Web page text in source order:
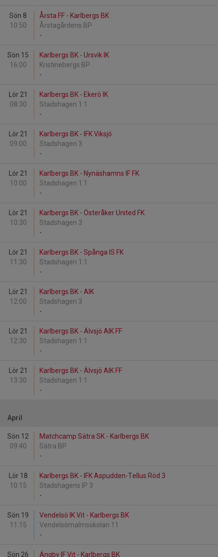
Sön 8
10:50
Årsta FF - Karlbergs BK
Årstagårdens BP
-
Sön 15
16:00
Karlbergs BK - Ursvik IK
Kristinebergs BP
-
Lör 21
08:30
Karlbergs BK - Ekerö IK
Stadshagen 1:1
-
Lör 21
09:00
Karlbergs BK - IFK Viksjö
Stadshagen 3
-
Lör 21
10:00
Karlbergs BK - Nynäshamns IF FK
Stadshagen 1:1
-
Lör 21
10:30
Karlbergs BK - Österåker United FK
Stadshagen 3
-
Lör 21
11:30
Karlbergs BK - Spånga IS FK
Stadshagen 1:1
-
Lör 21
12:00
Karlbergs BK - AIK
Stadshagen 3
-
Lör 21
12:30
Karlbergs BK - Älvsjö AIK FF
Stadshagen 1:1
-
Lör 21
13:30
Karlbergs BK - Älvsjö AIK FF
Stadshagen 1:1
-
April
Sön 12
09:40
Matchcamp Sätra SK - Karlbergs BK
Sätra BP
-
Lör 18
10:15
Karlbergs BK - IFK Aspudden-Tellus Röd 3
Stadshagens IP 3
-
Sön 19
11:15
Vendelsö IK Vit - Karlbergs BK
Vendelsömalmsskolan 11
-
Sön 26 Ängby IF Vit - Karlbergs BK